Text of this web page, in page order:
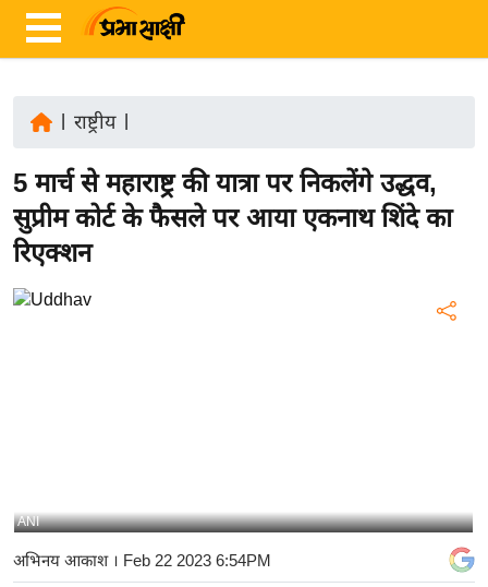
ज़ा
ख
ब
र
रा
य
बि
ज़
राष्ट्रीय|
5 मार्च से महाराष्ट्र की यात्रा पर निकलेंगे उद्धव,
सुप्रीम कोर्ट के फैसले पर आया एकनाथ शिंदे का
रिएक्शन
ANI
अभिनय आकाश। Feb 22 2023 6:54PM